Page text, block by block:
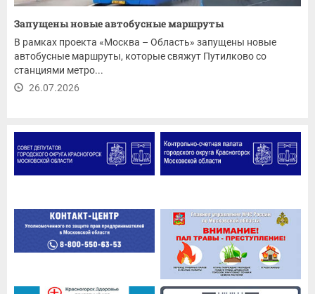
Запущены новые автобусные маршруты
В рамках проекта «Москва – Область» запущены новые
автобусные маршруты, которые свяжут Путилково со
станциями метро...
26.07.2026